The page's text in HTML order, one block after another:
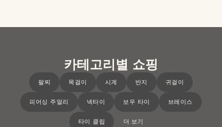
카테고리별 쇼핑
팔찌 목걸이 시계 반지 귀걸이
피어싱 주얼리 넥타이 보우 타이 브레이스
타이 클립 더 보기